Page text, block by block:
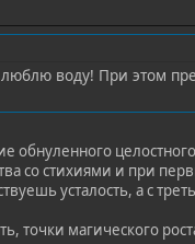
воду! При этом
обнуленного
со стихиями и при
усталость, а с
точки магического